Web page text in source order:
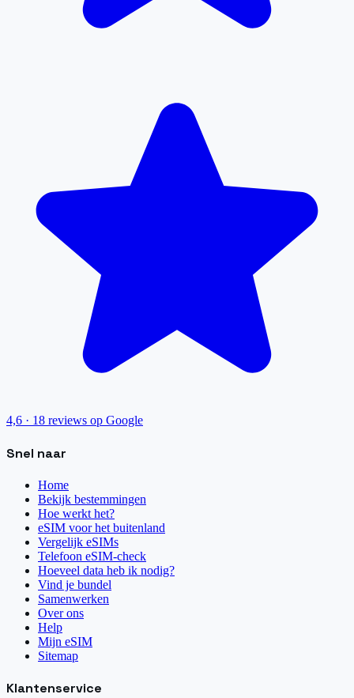
4,6 · 18 reviews op Google
Snel naar
Home
Bekijk bestemmingen
Hoe werkt het?
eSIM voor het buitenland
Vergelijk eSIMs
Telefoon eSIM-check
Hoeveel data heb ik nodig?
Vind je bundel
Samenwerken
Over ons
Help
Mijn eSIM
Sitemap
Klantenservice